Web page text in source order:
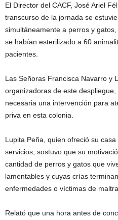
El Director del CACF, José Ariel
transcurso de la jornada se
simultáneamente a perros y
se habían esterilizado a 60
pacientes.
Las Señoras Francisca Navarro y
organizadoras de este
necesaria una intervención para
priva en esta colonia.
Lupita Peña, quien ofreció su
servicios, sostuvo que su
cantidad de perros y gatos que
lamentables y cuyas crías
enfermedades o víctimas de
Relató que una hora antes de